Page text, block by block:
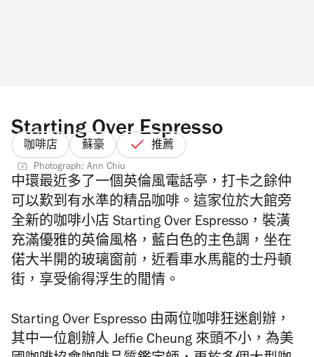
Starting Over Espresso
咖啡店 蘇豪 推薦
Photograph: Ann Chiu
中環最近多了一個英倫風電話亭，打卡之餘仲
可以歎到有水準的精品咖啡。這家位於大館旁
全新的咖啡小店 Starting Over Espresso，裝潢
充滿優雅的英倫風格，藍白色的主色調，坐在
偌大半開的玻璃窗前，近看車水馬龍的士丹頓
街，享受偷得浮生的閒情。
Starting Over Espresso 由兩位咖啡狂迷創辦，
其中一位創辦人 Jeffie Cheung 來頭不小，為美